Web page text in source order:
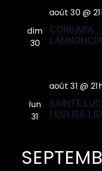
dim
30
CORBARA
août 30 @
lun
31
SAINTE
[ EGLISE ]
août 31 @